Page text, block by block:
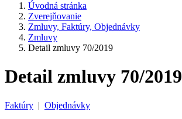
Úvodná stránka
Zverejňovanie
Zmluvy, Faktúry, Objednávky
Zmluvy
Detail zmluvy 70/2019
Detail zmluvy 70/2019
Faktúry | Objednávky